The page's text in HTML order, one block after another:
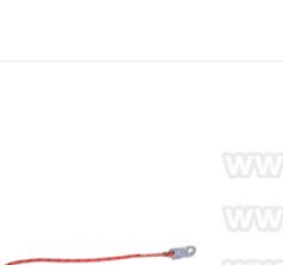
wishlist!